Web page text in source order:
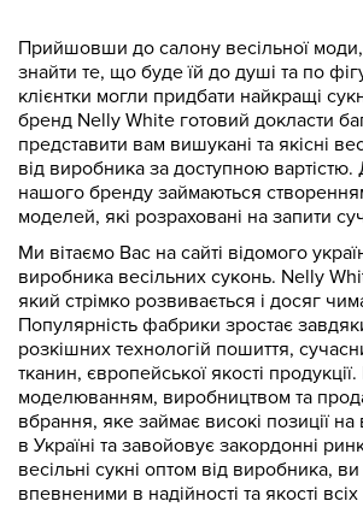
Прийшовши до салону весільної
знайти те, що буде їй до душі та по
клієнтки могли придбати найкращі
бренд Nelly White готовий докласти
представити вам вишукані та якісні
від виробника за доступною
нашого бренду займаються
моделей, які розраховані на запити
Ми вітаємо Вас на сайті відомого
виробника весільних суконь. Nelly
який стрімко розвивається і досяг
Популярність фабрики зростає
розкішних технологій пошиття,
тканин, європейської якості
моделюванням, виробництвом та
вбрання, яке займає високі позиції
в Україні та завойовує закордонні
весільні сукні оптом від виробника,
впевненими в надійності та якості